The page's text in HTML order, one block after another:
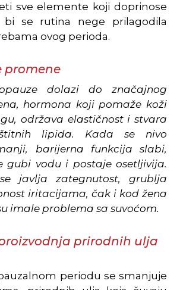
sve elemente koji doprinose
bi se rutina nege prilagodila
ovog perioda.
promene
dolazi do značajnog
hormona koji pomaže koži
održava elastičnost i stvara
lipida. Kada se nivo
barijerna funkcija slabi,
gubi vodu i postaje osetljivija.
javlja zategnutost, grublja
iritacijama, čak i kod žena
imale problema sa suvoćom.
prirodnih ulja
periodu se smanjuje